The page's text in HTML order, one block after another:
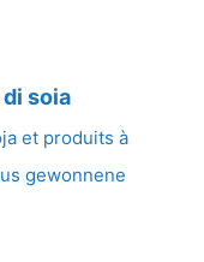
soia
et produits à
gewonnene